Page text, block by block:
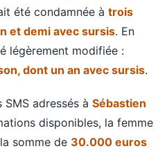
été condamnée à trois
et demi avec sursis. En
légèrement modifiée :
dont un an avec sursis.
adressés à Sébastien
disponibles, la femme
somme de 30.000 euros